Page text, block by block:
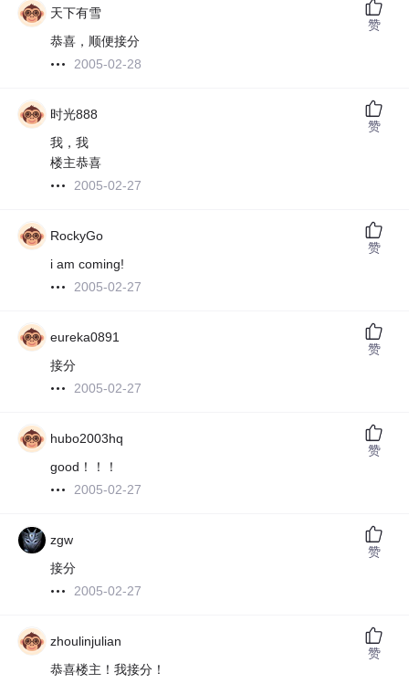
天下有雪
恭喜，顺便接分
2005-02-28
赞
时光888
我，我
楼主恭喜
2005-02-27
赞
RockyGo
i am coming!
2005-02-27
赞
eureka0891
接分
2005-02-27
赞
hubo2003hq
good！！！
2005-02-27
赞
zgw
接分
2005-02-27
赞
zhoulinjulian
恭喜楼主！我接分！
赞